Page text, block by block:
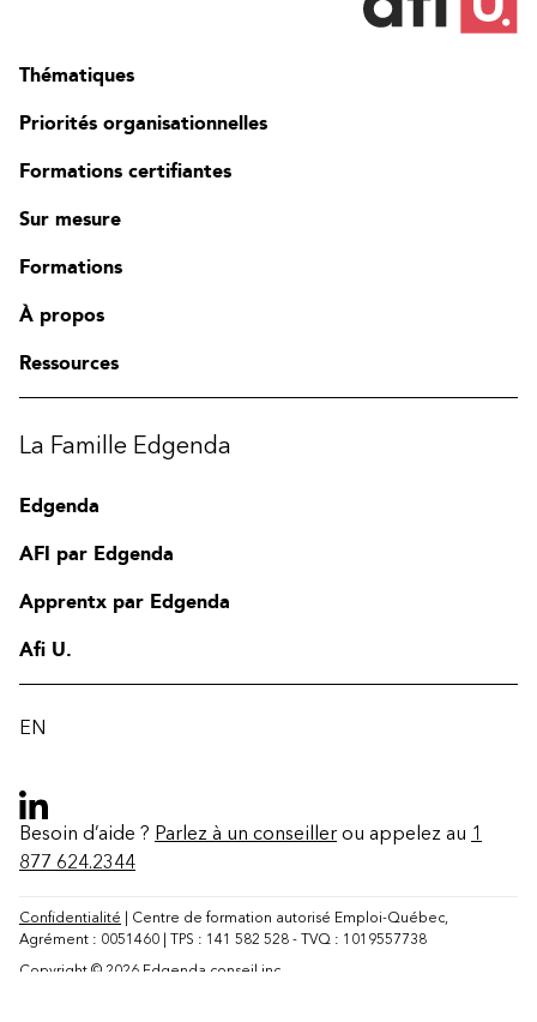
FAQ
Modifier la région
Thématiques
Priorités organisationnelles
Formations certifiantes
Sur mesure
Formations
À propos
Ressources
La Famille Edgenda
Edgenda
AFI par Edgenda
Apprentx par Edgenda
Afi U.
EN
Besoin d’aide ? Parlez à un conseiller ou appelez au 1
877 624.2344
Confidentialité | Centre de formation autorisé Emploi-Québec,
Agrément : 0051460 | TPS : 141 582 528 - TVQ : 1019557738
Copyright © 2026 Edgenda conseil inc.